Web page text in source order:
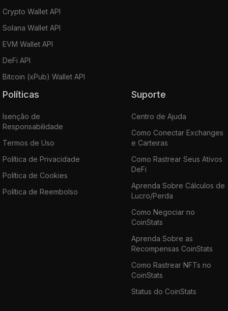
Crypto Wallet API
Solana Wallet API
EVM Wallet API
DeFi API
Bitcoin (xPub) Wallet API
Políticas
Isenção de
Responsabilidade
Termos de Uso
Política de Privacidade
Política de Cookies
Política de Reembolso
Suporte
Centro de Ajuda
Como Conectar Exchanges
e Carteiras
Como Rastrear Seus Ativos
DeFi
Aprenda Sobre Cálculos de
Lucro/Perda
Como Negociar no
CoinStats
Aprenda Sobre as
Recompensas CoinStats
Como Rastrear NFTs no
CoinStats
Status do CoinStats